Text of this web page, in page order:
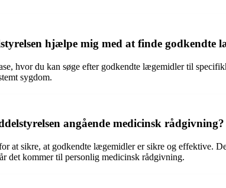
hjælpe mig med at finde godkendte
hvor du kan søge efter godkendte lægemidler til
sygdom.
angående medicinsk rådgivning?
at sikre, at godkendte lægemidler er sikre og effektive.
det kommer til personlig medicinsk rådgivning.